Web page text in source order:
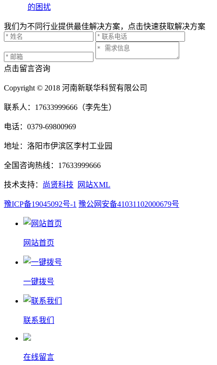
的困扰
我们为不同行业提供最佳解决方案，点击快速获取解决方案
点击留言咨询
Copyright © 2018 河南新联华科贸有限公司
联系人：17633999666（李先生）
电话：0379-69800969
地址：洛阳市伊滨区李村工业园
全国咨询热线：17633999666
技术支持： 尚贤科技 网站XML
豫ICP备19045092号-1 豫公网安备41031102000679号
网站首页
一键拨号
联系我们
在线留言